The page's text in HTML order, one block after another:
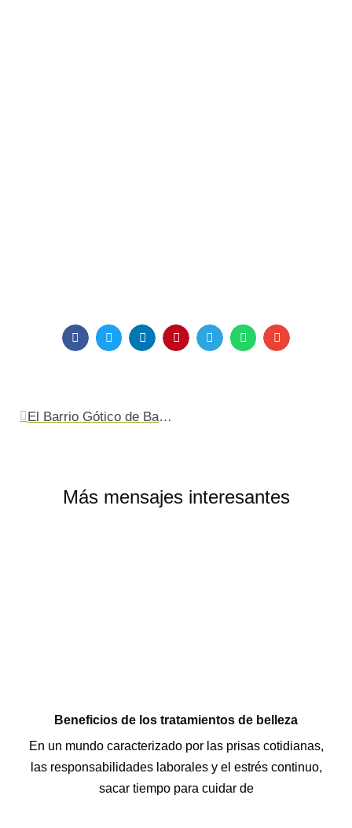
El Barrio Gótico de Barcelona, una maravilla inesperada
Más mensajes interesantes
Beneficios de los tratamientos de belleza
En un mundo caracterizado por las prisas cotidianas,
las responsabilidades laborales y el estrés continuo,
sacar tiempo para cuidar de